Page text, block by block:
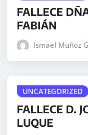
FALLECE
FABIÁN
Ismael Muñoz
UNCATEGORIZED
FALLECE D.
LUQUE